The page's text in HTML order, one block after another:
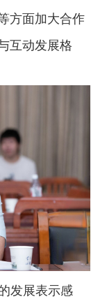
方面加大合作
互动发展格
发展表示感